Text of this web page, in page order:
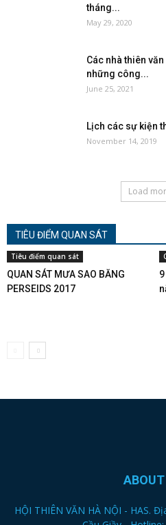
tháng...
May 29, 2020
Các nhà thiên
những công...
June 25, 2021
Lịch các sự kiện
November 14, 2019
Load
TIÊU ĐIỂM QUAN SÁT
Tiêu điểm quan sát
QUAN SÁT MƯA SAO BĂNG
PERSEIDS 2017
HỘI THIÊN VĂN HÀ NỘI - HAS.